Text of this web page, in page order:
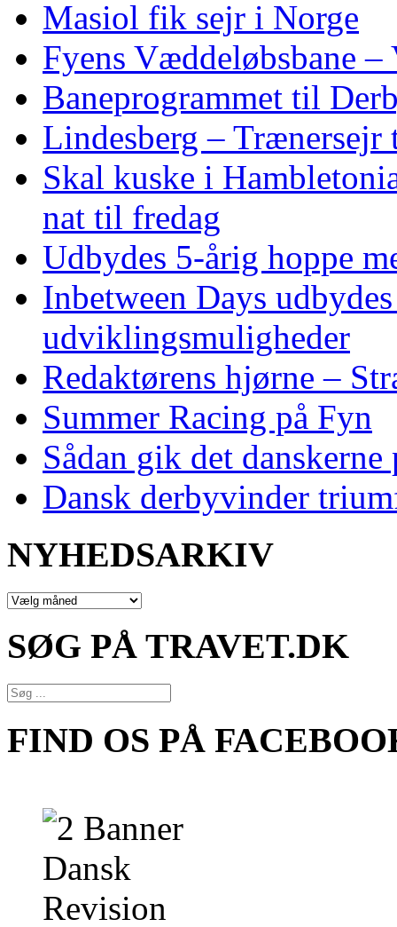
Masiol fik sejr i Norge
Fyens Væddeløbsbane
Baneprogrammet til
Lindesberg – Trænersejr
Skal kuske i
nat til fredag
Udbydes 5‑årig hoppe
Inbetween Days
udviklingsmuligheder
Redaktørens hjørne –
Summer Racing på Fyn
Sådan gik det
Dansk derbyvinder
NYHEDSARKIV
NYHEDSARKIV
SØG PÅ TRAVET.DK
FIND OS PÅ